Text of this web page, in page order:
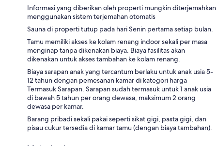
Informasi yang diberikan oleh properti mungkin diterjemahkan
menggunakan sistem terjemahan otomatis
Sauna di properti tutup pada hari Senin pertama setiap bulan.
Tamu memiliki akses ke kolam renang indoor sekali per masa
menginap tanpa dikenakan biaya. Biaya fasilitas akan
dikenakan untuk akses tambahan ke kolam renang.
Biaya sarapan anak yang tercantum berlaku untuk anak usia 5-
12 tahun dengan pemesanan kamar di kategori harga
Termasuk Sarapan. Sarapan sudah termasuk untuk 1 anak usia
di bawah 5 tahun per orang dewasa, maksimum 2 orang
dewasa per kamar.
Barang pribadi sekali pakai seperti sikat gigi, pasta gigi, dan
pisau cukur tersedia di kamar tamu (dengan biaya tambahan).